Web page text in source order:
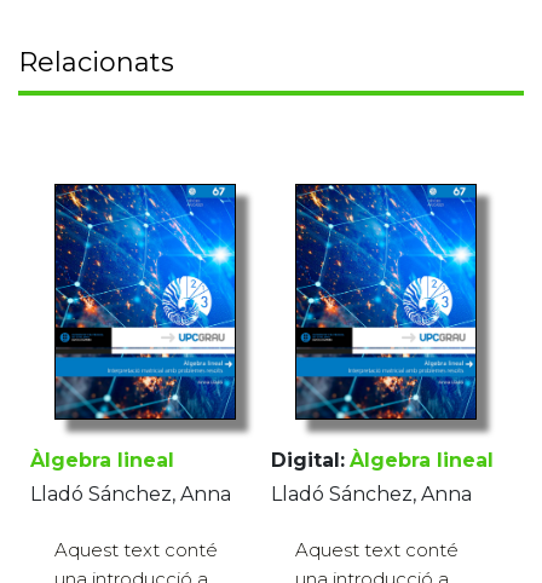
Relacionats
Àlgebra lineal
Lladó Sánchez, Anna
Aquest text conté
una introducció a
Digital: Àlgebra lineal
Lladó Sánchez, Anna
Aquest text conté
una introducció a